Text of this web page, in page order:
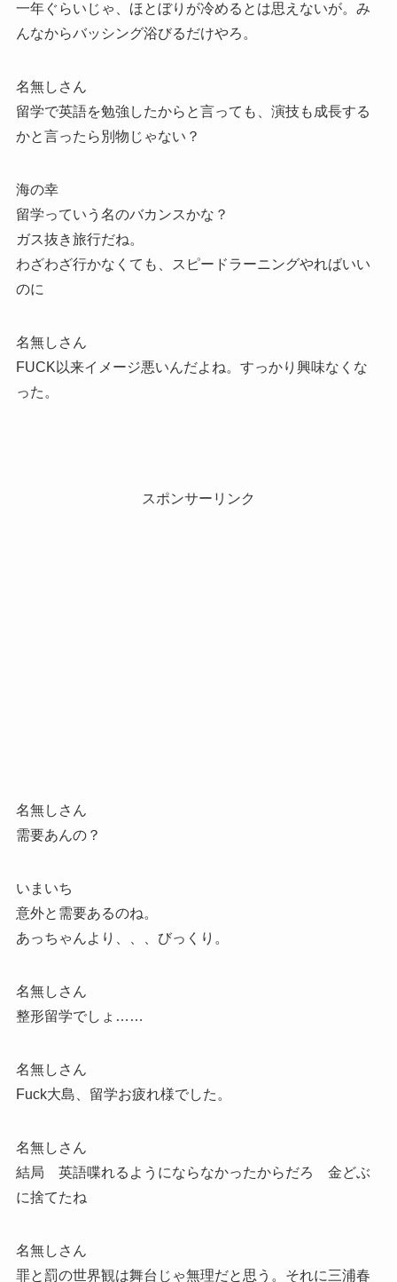
一年ぐらいじゃ、ほとぼりが冷めるとは思えないが。み
んなからバッシング浴びるだけやろ。
名無しさん
留学で英語を勉強したからと言っても、演技も成長する
かと言ったら別物じゃない？
海の幸
留学っていう名のバカンスかな？
ガス抜き旅行だね。
わざわざ行かなくても、スピードラーニングやればいい
のに
名無しさん
FUCK以来イメージ悪いんだよね。すっかり興味なくな
った。
スポンサーリンク
名無しさん
需要あんの？
いまいち
意外と需要あるのね。
あっちゃんより、、、びっくり。
名無しさん
整形留学でしょ……
名無しさん
Fuck大島、留学お疲れ様でした。
名無しさん
結局 英語喋れるようにならなかったからだろ 金どぶ
に捨てたね
名無しさん
罪と罰の世界観は舞台じゃ無理だと思う。それに三浦春